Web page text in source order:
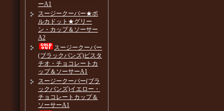
ーA1
スージークーパー★ポ
ルカドット★グリー
ン・カップ＆ソーサー
A2
スージークーパー
(ブラックバンズ)ピスタ
チオ・チョコレートカ
ップ＆ソーサーA1
スージークーパー(ブラ
ックバンズ)イエロー・
チョコレートカップ＆
ソーサーA1